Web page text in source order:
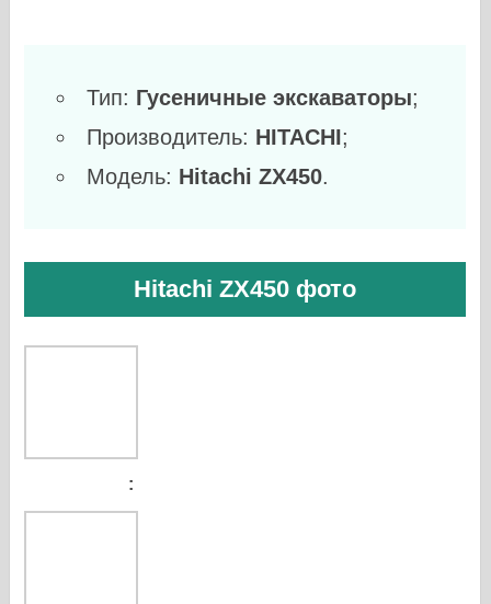
Тип: Гусеничные экскаваторы;
Производитель: HITACHI;
Модель: Hitachi ZX450.
Hitachi ZX450 фото